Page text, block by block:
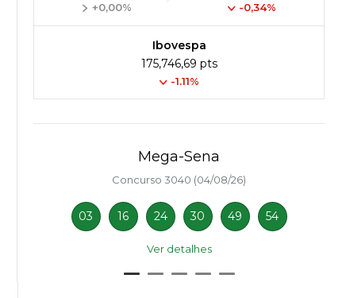
+0,00% -0,34%
Ibovespa
175,746,69 pts
-1.11%
Mega-Sena
Concurso 3040 (04/08/26)
03 16 24 30 49 54
Ver detalhes